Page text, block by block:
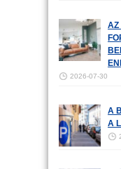
AZ
2026-07-30
A
A